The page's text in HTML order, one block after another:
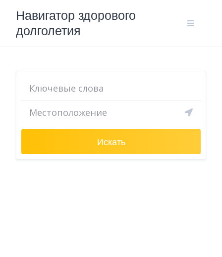
content
Навигатор здорового
долголетия
Искать